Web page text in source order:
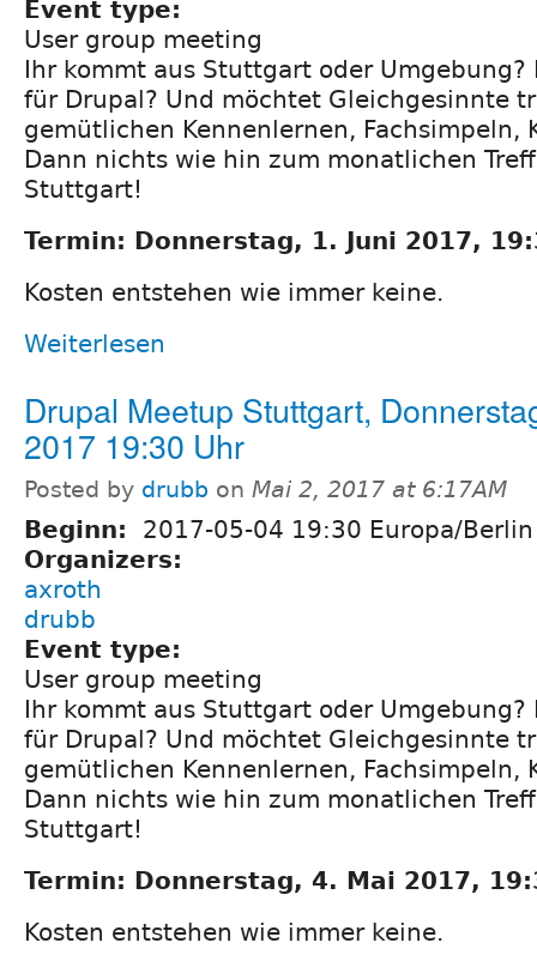
Event type:
User group meeting
Ihr kommt aus Stuttgart oder Umgebung?
für Drupal? Und möchtet Gleichgesinnte
gemütlichen Kennenlernen, Fachsimpeln,
Dann nichts wie hin zum monatlichen
Stuttgart!
Termin: Donnerstag, 1. Juni 2017,
Kosten entstehen wie immer keine.
Weiterlesen
Drupal Meetup Stuttgart,
2017 19:30 Uhr
Posted by drubb on Mai 2, 2017 at 6:17AM
Beginn:
2017-05-04 19:30 Europa/Berlin
Organizers:
axroth
drubb
Event type:
User group meeting
Ihr kommt aus Stuttgart oder Umgebung?
für Drupal? Und möchtet Gleichgesinnte
gemütlichen Kennenlernen, Fachsimpeln,
Dann nichts wie hin zum monatlichen
Stuttgart!
Termin: Donnerstag, 4. Mai 2017,
Kosten entstehen wie immer keine.